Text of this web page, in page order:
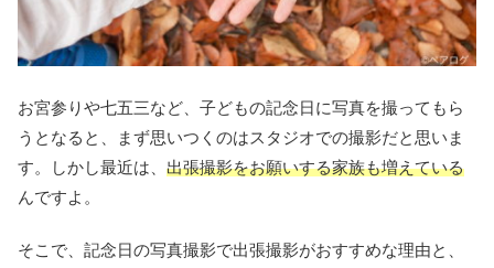
お宮参りや七五三など、子どもの記念日に写真を撮ってもら
うとなると、まず思いつくのはスタジオでの撮影だと思いま
す。しかし最近は、 出張撮影をお願いする家族も増えている
んですよ。
そこで、記念日の写真撮影で出張撮影がおすすめな理由と、